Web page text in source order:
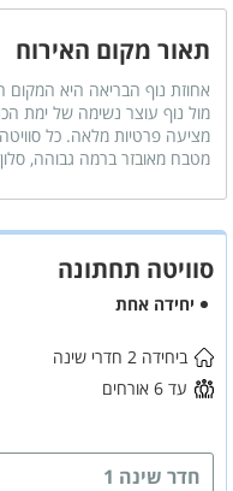
תאור מקום האירוח
אחוזת נוף הבריאה היא המקום
מול נוף עוצר נשימה של ימת
מטבח מאובזר ברמה גבוהה,
*ניתן לעשות מנגל עד חצי
* לא ניתן לעשות מנגל
הזמינו עוד היום - ותהנו
סוויטה תחתונה
יחידה אחת
ביחידה 2 חדרי שינה
עד 6 אורחים
חדר שינה 1